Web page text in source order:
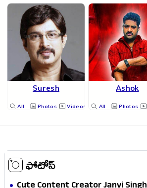
Suresh
All Photos Videos
Ashok
All Photos
ఫోటోస్